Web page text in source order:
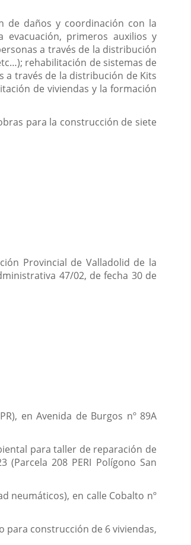
de daños y coordinación con la
evacuación, primeros auxilios y
a través de la distribución
rehabilitación de sistemas de
a través de la distribución de Kits
de viviendas y la formación
para la construcción de siete
Provincial de Valladolid de la
47/02, de fecha 30 de
en Avenida de Burgos nº 89A
para taller de reparación de
208 PERI Polígono San
neumáticos), en calle Cobalto nº
para construcción de 6 viviendas,